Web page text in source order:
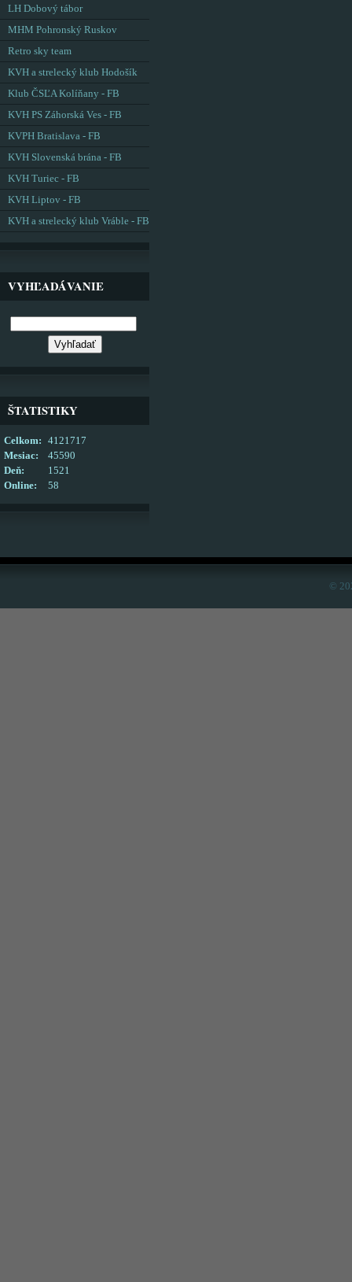
LH Dobový tábor
MHM Pohronský Ruskov
Retro sky team
KVH a strelecký klub Hodošík
Klub ČSĽA Kolíňany - FB
KVH PS Záhorská Ves - FB
KVPH Bratislava - FB
KVH Slovenská brána - FB
KVH Turiec - FB
KVH Liptov - FB
KVH a strelecký klub Vráble - FB
VYHĽADÁVANIE
ŠTATISTIKY
Online: 58
Celkom:
4121717
Mesiac:
45590
Deň:
1521
©